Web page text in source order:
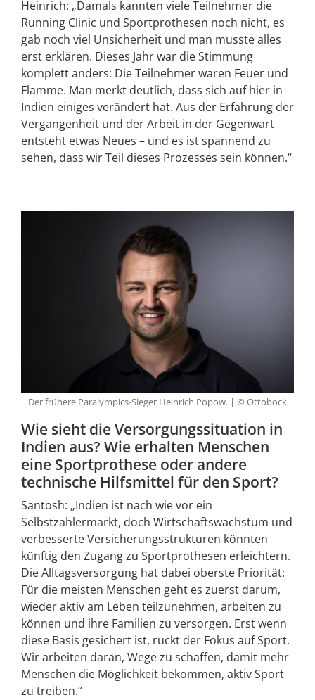
Heinrich: „Damals kannten viele Teilnehmer die
Running Clinic und Sportprothesen noch nicht, es
gab noch viel Unsicherheit und man musste alles
erst erklären. Dieses Jahr war die Stimmung
komplett anders: Die Teilnehmer waren Feuer und
Flamme. Man merkt deutlich, dass sich auf hier in
Indien einiges verändert hat. Aus der Erfahrung der
Vergangenheit und der Arbeit in der Gegenwart
entsteht etwas Neues – und es ist spannend zu
sehen, dass wir Teil dieses Prozesses sein können.“
Wie sieht die Versorgungssituation in
Indien aus? Wie erhalten Menschen
eine Sportprothese oder andere
technische Hilfsmittel für den Sport?
Santosh: „Indien ist nach wie vor ein
Selbstzahlermarkt, doch Wirtschaftswachstum und
verbesserte Versicherungsstrukturen könnten
künftig den Zugang zu Sportprothesen erleichtern.
Die Alltagsversorgung hat dabei oberste Priorität:
Für die meisten Menschen geht es zuerst darum,
wieder aktiv am Leben teilzunehmen, arbeiten zu
können und ihre Familien zu versorgen. Erst wenn
diese Basis gesichert ist, rückt der Fokus auf Sport.
Wir arbeiten daran, Wege zu schaffen, damit mehr
Menschen die Möglichkeit bekommen, aktiv Sport
zu treiben.“
Der frühere Paralympics-Sieger Heinrich Popow. | © Ottobock